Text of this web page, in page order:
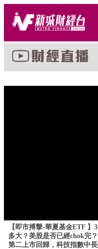
【即市搏擊-華夏基金ETF
多大？美股是否已經chok完
第二上市回歸，科技指數中